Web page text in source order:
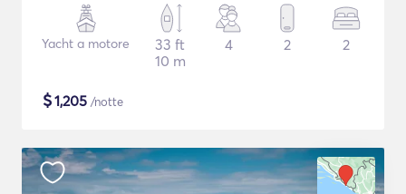
Yacht a motore
33 ft
10 m
4 2 2
$1,205 /notte